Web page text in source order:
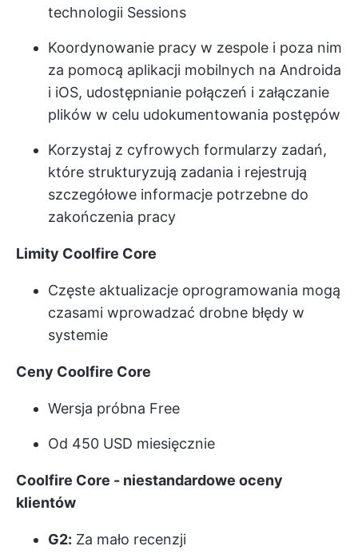
technologii Sessions
Koordynowanie pracy w zespole i poza nim
za pomocą aplikacji mobilnych na Androida
i iOS, udostępnianie połączeń i załączanie
plików w celu udokumentowania postępów
Korzystaj z cyfrowych formularzy zadań,
które strukturyzują zadania i rejestrują
szczegółowe informacje potrzebne do
zakończenia pracy
Limity Coolfire Core
Częste aktualizacje oprogramowania mogą
czasami wprowadzać drobne błędy w
systemie
Ceny Coolfire Core
Wersja próbna Free
Od 450 USD miesięcznie
Coolfire Core - niestandardowe oceny
klientów
G2: Za mało recenzji